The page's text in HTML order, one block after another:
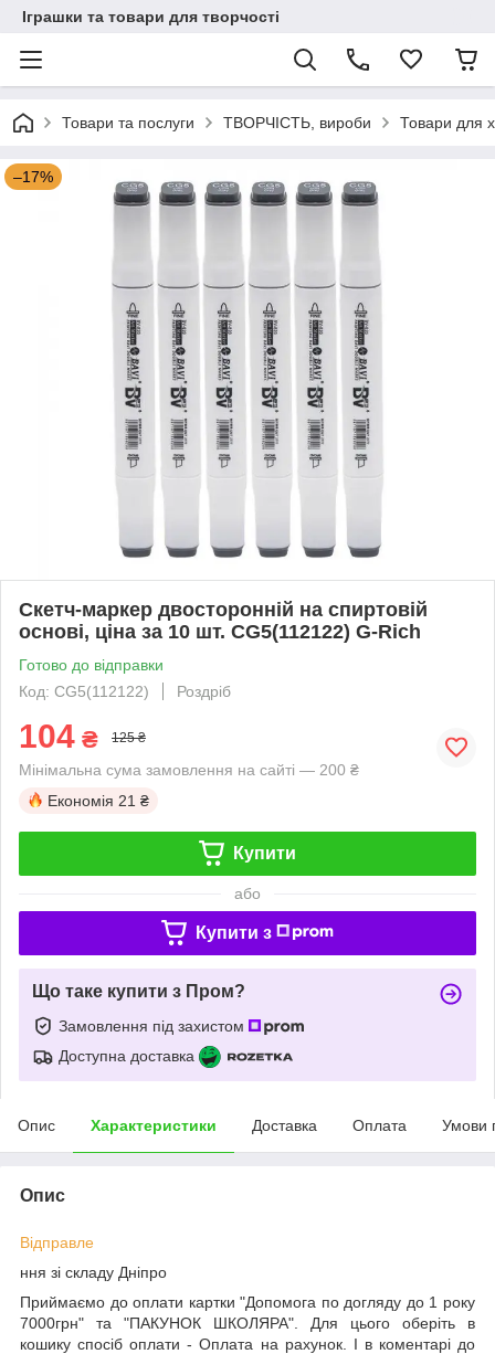
Іграшки та товари для творчості
Товари та послуги ТВОРЧІСТЬ, вироби Товари для
–17%
Скетч-маркер двосторонній на спиртовій
основі, ціна за 10 шт. CG5(112122) G-Rich
Готово до відправки
Код: CG5(112122)
Роздріб
104 ₴ 125 ₴
Мінімальна сума замовлення на сайті — 200 ₴
Економія 21 ₴
Купити
або
Купити з
Що таке купити з Пром?
Замовлення під захистом
Доступна доставка
Опис Характеристики Доставка Оплата Умови
Опис
Відправле
ння зі складу Дніпро
Приймаємо до оплати картки "Допомога по догляду до 1 року
7000грн" та "ПАКУНОК ШКОЛЯРА". Для цього оберіть в
кошику спосіб оплати - Оплата на рахунок. І в коментарі до